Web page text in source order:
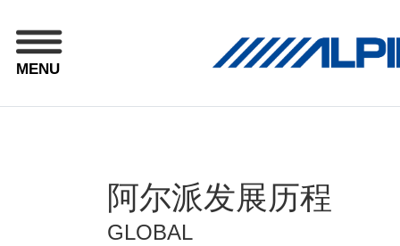
MENU
阿尔派发展历程
GLOBAL